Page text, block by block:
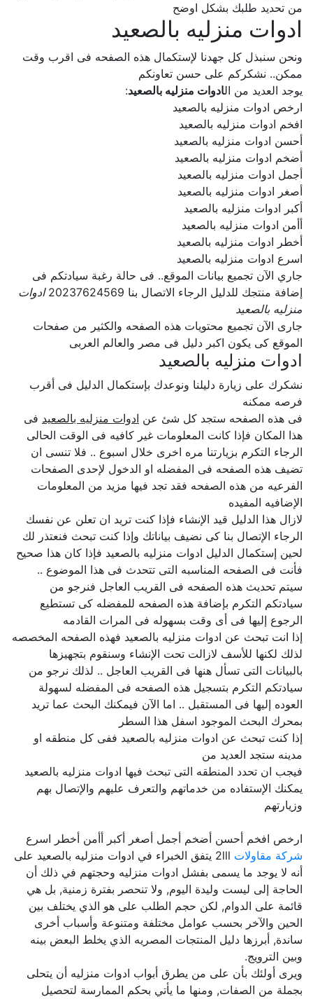
من تحديد طلبك بشكل اوضح
ادوات منزليه بالصعيد
ونحن سنبذل كل جهدنا لإستكمال هذه الصفحه فى اقرب وقت
ممكن.. نشكركم على حسن تعاونكم
يوجد العديد من ال ادوات منزليه بالصعيد:
ارخص ادوات منزليه بالصعيد
افخم ادوات منزليه بالصعيد
أحسن ادوات منزليه بالصعيد
أضخم ادوات منزليه بالصعيد
أجمل ادوات منزليه بالصعيد
أصغر ادوات منزليه بالصعيد
أكبر ادوات منزليه بالصعيد
أأمن ادوات منزليه بالصعيد
أخطر ادوات منزليه بالصعيد
اسرع ادوات منزليه بالصعيد
جاري الآن تجميع بيانات الموقع.. فى حالة رغبة سيادتكم فى
إضافة منتجك للدليل الرجاء الاتصال بنا 20237624569
ادوات
منزليه بالصعيد
جارى الآن تجميع محتويات هذه الصفحه والكثير من صفحات
الموقع كى يكون اكبر دليل فى مصر والعالم العربى
ادوات منزليه بالصعيد
نشكرك على زيارة دليلنا ونوعدك بإستكمال الدليل فى أقرب
فرصه ممكنه
فى هذه الصفحه ستجد كل شئ عنادوات منزليه بالصعيدفى
هذا المكان فإذا كانت المعلومات غير كافيه فى الوقت الحالى
الرجاء التكرم بزيارتنا مره اخرى خلال اسبوع .. فلا تنسى ان
تضيف هذه الصفحه فى المفضله او الدخول لإحدى الصفحات
الفرعيه من هذه الصفحه فقد تجد فيها مزيد من المعلومات
الإضافيه المفيده
لازال هذا الدليل قيد الإنشاء فإذا كنت تريد ان تعلن عن نفسك
الرجاء الإتصال بنا كى نضيف بياناتك وإذا كنت تبحث فنعتذر لك
لحين إستكمال الدليل ادوات منزليه بالصعيد فإذا كان هذا صحيح
فأنت فى الصفحه المناسبه التى تتحدث فى هذا الموضوع ..
سيتم تحديث هذه الصفحه فى القريب العاجل فنرجو من
سيادتكم التكرم بإضافة هذه الصفحه للمفضله كى تستطيع
الرجوع إليها فى أى وقت بسهوله فى المرات القادمه
إذا انت تبحث عن ادوات منزليه بالصعيد فهذه الصفحه المخصصه
لذلك لكنها للأسف لازالت تحت الإنشاء وسنقوم بتجهيزها
بالبيانات التى تسأل هنها فى القريب العاجل .. لذلك نرجو من
سيادتكم التكرم بتسجيل هذه الصفحه فى المفضله لسهولة
العوده إليها فى المستقبل .. اما الآن فيمكنك البحث عما تريد
بمحرك البحث الموجود اسفل هذا السطر
إذا كنت تبحث عن ادوات منزليه بالصعيد ففى كل منطقه او
مدينه ستجد العديد من
فيجب ان تحدد المنطقه التى تبحث فيها ادوات منزليه بالصعيد
يمكنك الإستفاده من خدماتهم والتعرف عليهم والإتصال بهم
وزيارتهم
ارخص افخم أحسن أضخم أجمل أصغر أكبر أأمن أخطر اسرع
شركة مقاولات
2lll يتفق الخبراء في ادوات منزليه بالصعيد على
أنه لا يوجد ما يسمى بفشل ادوات منزليه وحجتهم في ذلك أن
الحاجة إلى ليست وليدة اليوم, ولا تنحصر بفترة زمنية, بل هي
قائمة على الدوام, لكن حجم الطلب على هو الذي يختلف بين
الحين والآخر بحسب عوامل مختلفة ومتنوعة وأسباب أخرى
ساندة, أبرزها دليل المنتجات المصريه الذي يخلط البعض بينه
وبين الترويج.
ويرى أولئك بأن على من يطرق أبواب ادوات منزليه أن يتحلى
بجملة من الصفات, ومنها ما يأتي بحكم الممارسة لتحصيل